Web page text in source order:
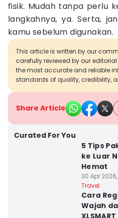
fisik. Mudah tanpa perlu
langkahnya, ya. Serta,
kamu sebelum digunakan.
This article is written by our
carefully reviewed by our
the most accurate and reliable
standards of quality, credibility,
Share Article
Curated For You
5 Tips
ke Luar
Hemat
30 Apr
Travel
Cara
Wajah
XLSMART